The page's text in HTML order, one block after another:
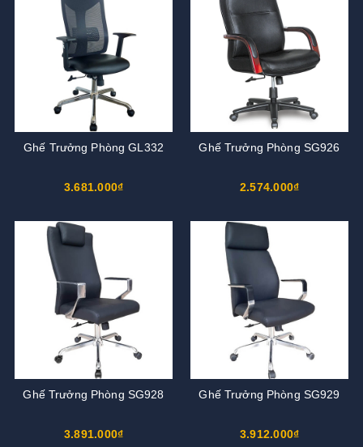
Ghế Trưởng Phòng GL332
3.681.000₫
Ghế Trưởng Phòng SG926
2.574.000₫
Ghế Trưởng Phòng SG928
3.891.000₫
Ghế Trưởng Phòng SG929
3.912.000₫